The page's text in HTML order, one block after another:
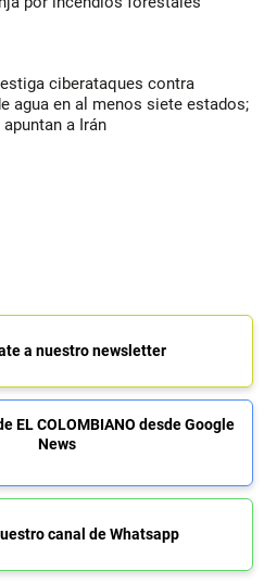
ciberataques contra
agua en al menos siete estados;
a Irán
a nuestro newsletter
EL COLOMBIANO desde Google
News
canal de Whatsapp